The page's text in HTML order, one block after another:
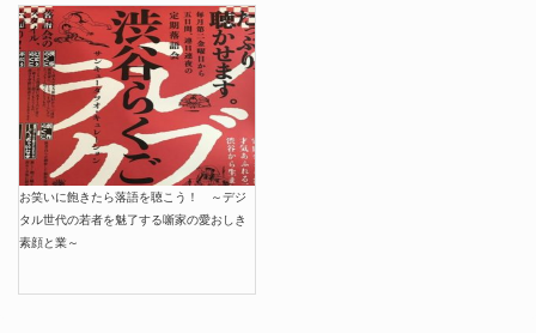
お笑いに飽きたら落語を聴こう！ ～デジ
タル世代の若者を魅了する噺家の愛おしき
素顔と業～